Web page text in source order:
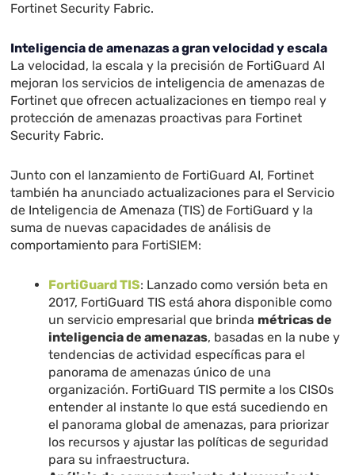
Fortinet Security Fabric.
Inteligencia de amenazas a gran velocidad y escala
La velocidad, la escala y la precisión de FortiGuard AI
mejoran los servicios de inteligencia de amenazas de
Fortinet que ofrecen actualizaciones en tiempo real y
protección de amenazas proactivas para Fortinet
Security Fabric.
Junto con el lanzamiento de FortiGuard AI, Fortinet
también ha anunciado actualizaciones para el Servicio
de Inteligencia de Amenaza (TIS) de FortiGuard y la
suma de nuevas capacidades de análisis de
comportamiento para FortiSIEM:
FortiGuard TIS: Lanzado como versión beta en
2017, FortiGuard TIS está ahora disponible como
un servicio empresarial que brinda métricas de
inteligencia de amenazas, basadas en la nube y
tendencias de actividad específicas para el
panorama de amenazas único de una
organización. FortiGuard TIS permite a los CISOs
entender al instante lo que está sucediendo en
el panorama global de amenazas, para priorizar
los recursos y ajustar las políticas de seguridad
para su infraestructura.